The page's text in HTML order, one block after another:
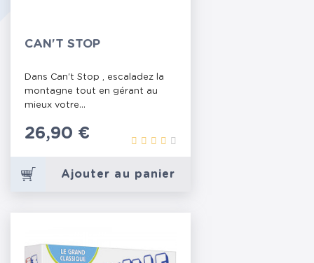
CAN'T STOP
Dans Can't Stop , escaladez la
montagne tout en gérant au
mieux votre...
Prix
26,90 €
Ajouter au panier